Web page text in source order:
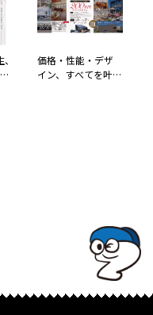
価格・性能・デザ
イン、すべてを叶え